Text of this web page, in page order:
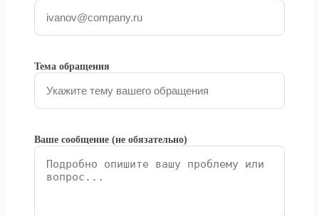
Тема обращения
Ваше сообщение (не обязательно)